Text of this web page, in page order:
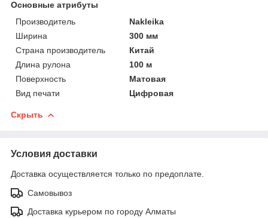
Основные атрибуты
Производитель
Nakleika
Ширина
300 мм
Страна производитель
Китай
Длина рулона
100 м
Поверхность
Матовая
Вид печати
Цифровая
Скрыть
Условия доставки
Доставка осуществляется только по предоплате.
Самовывоз
Доставка курьером по городу Алматы